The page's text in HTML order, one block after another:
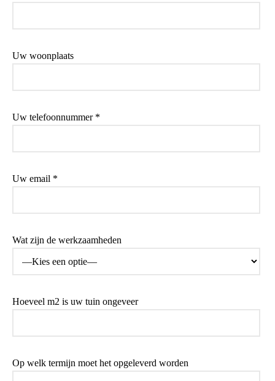
Uw woonplaats
Uw telefoonnummer *
Uw email *
Wat zijn de werkzaamheden
Hoeveel m2 is uw tuin ongeveer
Op welk termijn moet het opgeleverd worden